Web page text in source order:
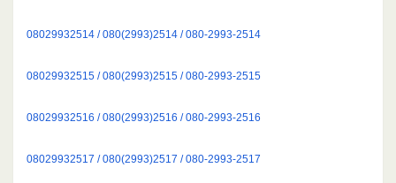
08029932514 / 080(2993)2514 / 080-2993-2514
08029932515 / 080(2993)2515 / 080-2993-2515
08029932516 / 080(2993)2516 / 080-2993-2516
08029932517 / 080(2993)2517 / 080-2993-2517